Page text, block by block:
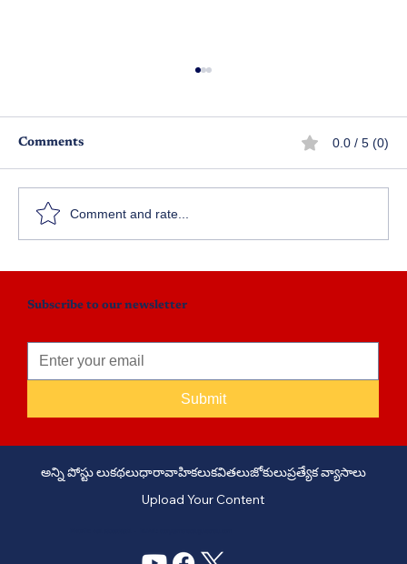
Comments 0.0 / 5 (0)
Comment and rate...
Subscribe to our newsletter
Submit
అన్ని పోస్టు లుకథలుధారావాహికలుకవితలుజోకులుప్రత్యేక వ్యాసాలు
Upload Your Content